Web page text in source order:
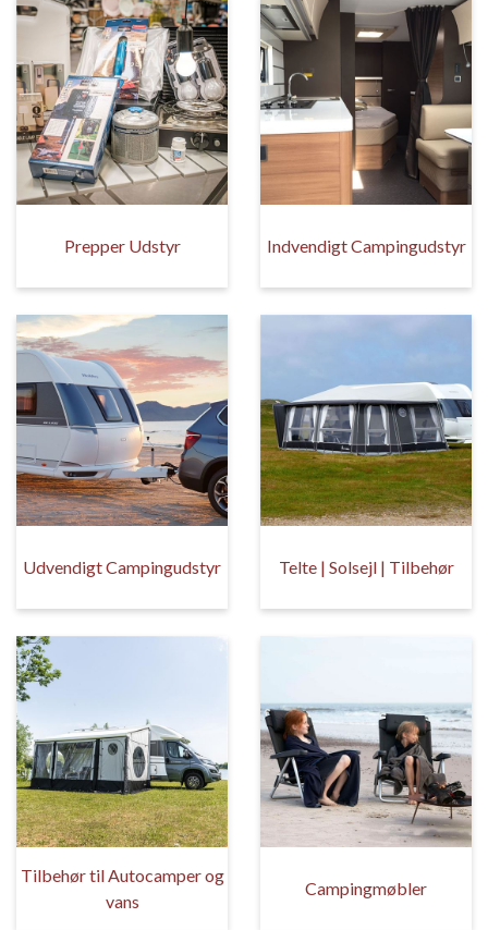
Prepper Udstyr Indvendigt Campingudstyr
Udvendigt Campingudstyr Telte | Solsejl | Tilbehør
Tilbehør til Autocamper og
vans
Campingmøbler